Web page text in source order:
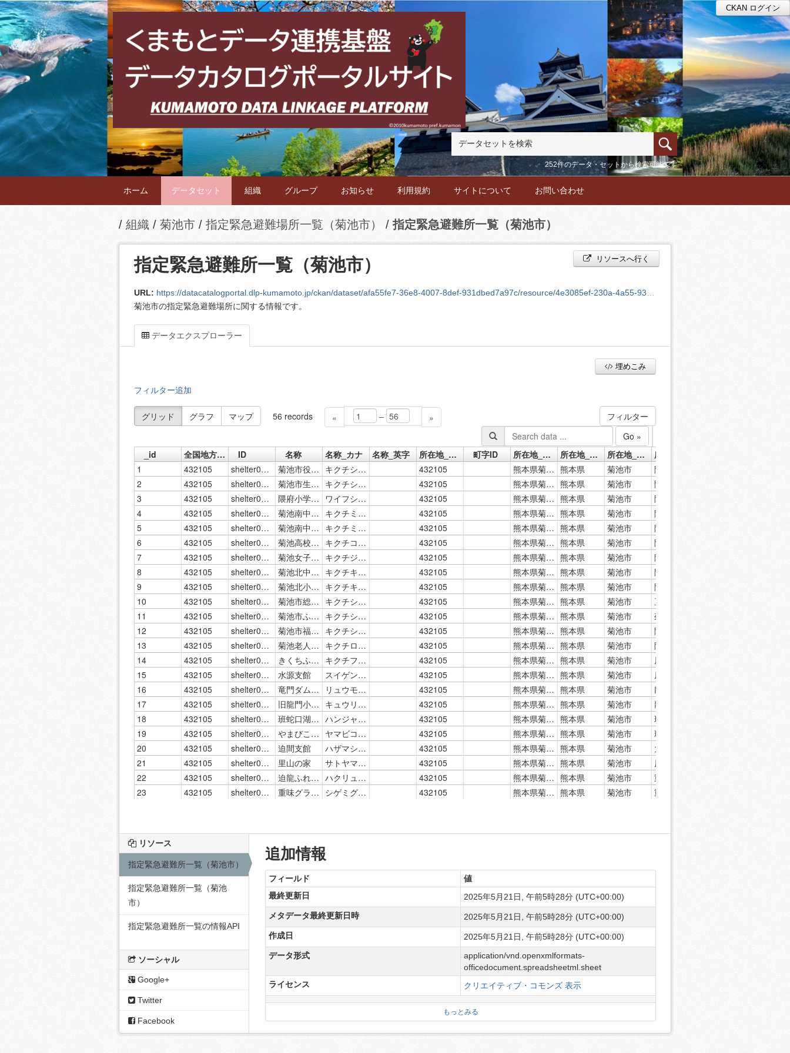
CKAN ログイン
252件のデータ・セットから検索可能です
ホーム データセット 組織 グループ お知らせ 利用規約 サイトについて お問い合わせ
組織 菊池市 指定緊急避難場所一覧（菊池市） 指定緊急避難所一覧（菊池市）
リソースへ行く
指定緊急避難所一覧（菊池市）
URL: https://datacatalogportal.dlp-kumamoto.jp/ckan/dataset/afa55fe7-36e8-4007-8def-931dbed7a97c/resource/4e3085ef-230a-4a55-9347-6e2b8e63de99/download/_.xlsx
菊池市の指定緊急避難場所に関する情報です。
データエクスプローラー
埋めこみ
フィルター追加
追加情報
フィールド
値
最終更新日
2025年5月21日, 午前5時28分 (UTC+00:00)
メタデータ最終更新日時
2025年5月21日, 午前5時28分 (UTC+00:00)
作成日
2025年5月21日, 午前5時28分 (UTC+00:00)
データ形式
application/vnd.openxmlformats-
officedocument.spreadsheetml.sheet
ライセンス
クリエイティブ・コモンズ 表示
もっとみる
リソース
指定緊急避難所一覧（菊池市）
指定緊急避難所一覧（菊池
市）
指定緊急避難所一覧の情報API
ソーシャル
Google+
Twitter
Facebook